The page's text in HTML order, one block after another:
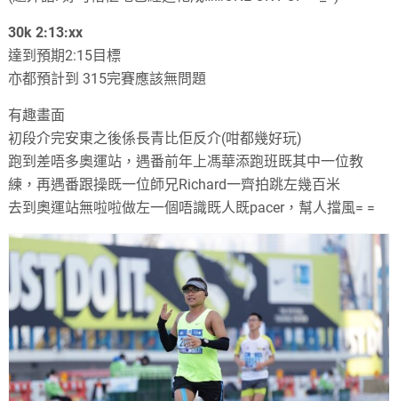
30k 2:13:xx
達到預期2:15目標
亦都預計到 315完賽應該無問題
有趣畫面
初段介完安東之後係長青比佢反介(咁都幾好玩)
跑到差唔多奧運站 ，遇番前年上馮華添跑班既其中一位教
練 ，再遇番跟操既一位師兄Richard一齊拍跳左幾百米
去到奧運站無啦啦做左一個唔識既人既pacer， 幫人擋風= =